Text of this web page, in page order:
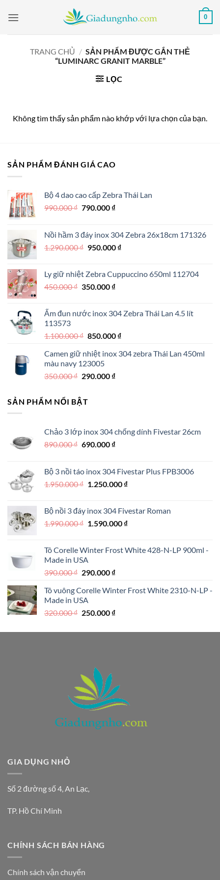
qua
0
TRANG CHỦ / SẢN PHẨM ĐƯỢC GẮN THẺ
“LUMINARC GRANIT MARBLE”
LỌC
Không tìm thấy sản phẩm nào khớp với lựa chọn của bạn.
SẢN PHẨM ĐÁNH GIÁ CAO
Bộ 4 dao cao cấp Zebra Thái Lan
990.000₫ Giá
990.000 ₫.
790.000 ₫Giá
là:
790.000 ₫.
Nồi hầm 3 đáy inox 304 Zebra 26x18cm 171326
1.290.000₫ Giá
1.290.000 ₫.
950.000 ₫Giá
là:
Ly giữ nhiệt Zebra Cuppuccino 650ml 112704
450.000₫ Giá
450.000 ₫.
350.000 ₫Giá
là:
Ấm đun nước inox 304 Zebra Thái Lan 4.5 lít
113573
1.100.000₫ Giá
là:
1.100.000 ₫.
850.000 ₫Giá
tại
Camen giữ nhiệt inox 304 zebra Thái Lan 450ml
màu navy 123005
350.000₫ Giá
là:
350.000 ₫.
290.000 ₫Giá
SẢN PHẨM NỔI BẬT
Chảo 3 lớp inox 304 chống dính Fivestar 26cm
890.000₫ Giá
890.000 ₫.
690.000 ₫Giá
là:
690.000 ₫.
Bộ 3 nồi táo inox 304 Fivestar Plus FPB3006
1.950.000₫ Giá
1.950.000 ₫.
1.250.000 ₫Giá
là:
1.250.000 ₫.
Bộ nồi 3 đáy inox 304 Fivestar Roman
1.990.000₫ Giá
1.990.000 ₫.
1.590.000 ₫Giá
là:
Tô Corelle Winter Frost White 428-N-LP 900ml -
Made in USA
390.000₫ Giá
là:
390.000 ₫.
290.000 ₫Giá
tại
290.000 ₫.
Tô vuông Corelle Winter Frost White 2310-N-LP -
Made in USA
320.000₫ Giá
là:
250.000 ₫Giá
tại
GIA DỤNG NHỎ
Số 2 đường số 4, An Lạc,
TP. Hồ Chí Minh
CHÍNH SÁCH BÁN HÀNG
Chính sách vận chuyển